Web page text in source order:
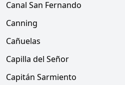
Canal San Fernando
Canning
Cañuelas
Capilla del Señor
Capitán Sarmiento